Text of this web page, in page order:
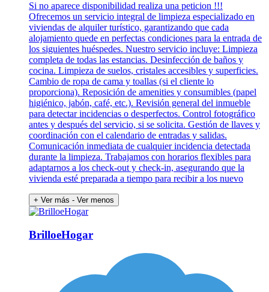
Si no aparece disponibilidad realiza una peticion !!!
Ofrecemos un servicio integral de limpieza especializado en
viviendas de alquiler turístico, garantizando que cada
alojamiento quede en perfectas condiciones para la entrada de
los siguientes huéspedes. Nuestro servicio incluye: Limpieza
completa de todas las estancias. Desinfección de baños y
cocina. Limpieza de suelos, cristales accesibles y superficies.
Cambio de ropa de cama y toallas (si el cliente lo
proporciona). Reposición de amenities y consumibles (papel
higiénico, jabón, café, etc.). Revisión general del inmueble
para detectar incidencias o desperfectos. Control fotográfico
antes y después del servicio, si se solicita. Gestión de llaves y
coordinación con el calendario de entradas y salidas.
Comunicación inmediata de cualquier incidencia detectada
durante la limpieza. Trabajamos con horarios flexibles para
adaptarnos a los check-out y check-in, asegurando que la
vivienda esté preparada a tiempo para recibir a los nuevo
+ Ver más - Ver menos
BrilloeHogar